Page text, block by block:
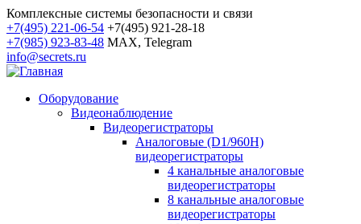
Комплексные системы безопасности и связи
+7(495) 221-06-54 +7(495) 921-28-18
+7(985) 923-83-48 MAX, Telegram
info@secrets.ru
Оборудование
Видеонаблюдение
Видеорегистраторы
Аналоговые (D1/960H)
видеорегистраторы
4 канальные аналоговые
видеорегистраторы
8 канальные аналоговые
видеорегистраторы